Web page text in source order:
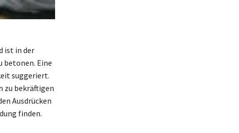
ist in der
betonen. Eine
suggeriert.
zu bekräftigen
Ausdrücken
finden.